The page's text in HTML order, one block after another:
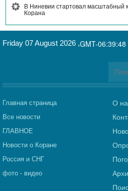
В Ниневии стартовал масштабный
Корана
GMT-06:39:48
Friday 07 August 2026 ,
Главная страница
Все новости
ГЛАВНОЕ
Новости о Коране
Россия и СНГ
фото - видео
О